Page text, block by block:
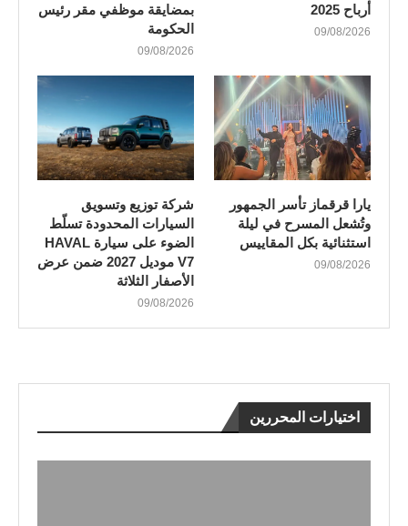
أرباح 2025
09/08/2026
بمضايقة موظفي مقر رئيس
الحكومة
09/08/2026
يارا قرقماز تأسر الجمهور
وتُشعل المسرح في ليلة
استثنائية بكل المقاييس
09/08/2026
شركة توزيع وتسويق
السيارات المحدودة تسلّط
الضوء على سيارة HAVAL
V7 موديل 2027 ضمن عرض
الأصفار الثلاثة
09/08/2026
اختيارات المحررين